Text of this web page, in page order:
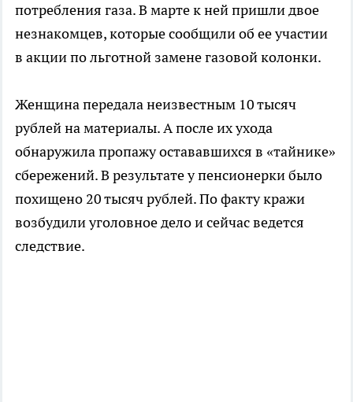
потребления газа. В марте к ней пришли двое
незнакомцев, которые сообщили об ее участии
в акции по льготной замене газовой колонки.
Женщина передала неизвестным 10 тысяч
рублей на материалы. А после их ухода
обнаружила пропажу остававшихся в «тайнике»
сбережений. В результате у пенсионерки было
похищено 20 тысяч рублей. По факту кражи
возбудили уголовное дело и сейчас ведется
следствие.